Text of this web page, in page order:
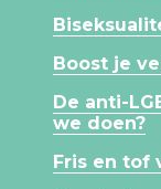
Boost je
De anti-
we doen?
Fris en tof